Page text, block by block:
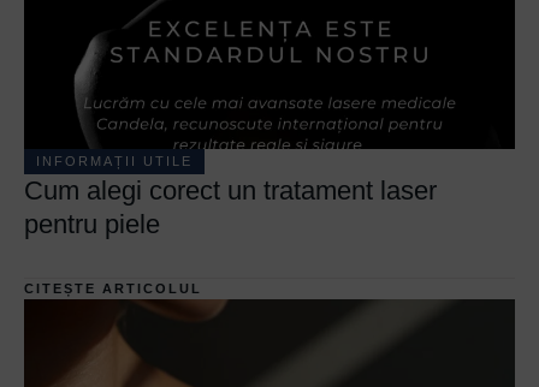
INFORMAȚII UTILE
Cum alegi corect un tratament laser
pentru piele
CITEȘTE ARTICOLUL